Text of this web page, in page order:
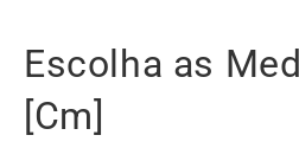
Escolha as
[Cm]